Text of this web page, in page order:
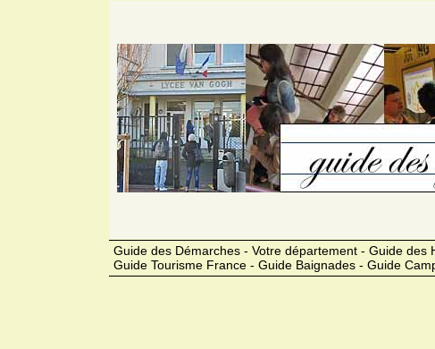
Guide des Démarches - Votre département - Guide
Guide Tourisme France - Guide Baignades - Guide